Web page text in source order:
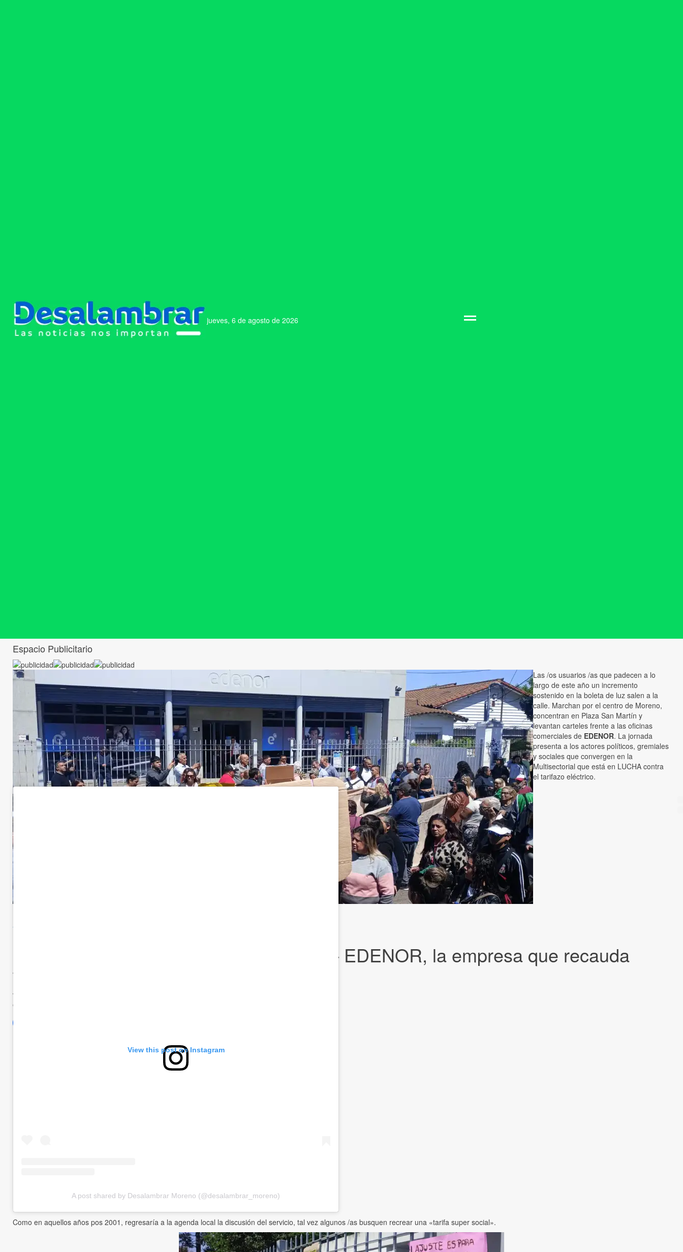
jueves, 6 de agosto de 2026
Espacio Publicitario
Vida Cotidiana
Una multitud contra el tarifazo de Milei – EDENOR, la empresa que recauda
tasas municipales
viernes, 4 de octubre de 2024
Comparte esto:
Las /os usuarios /as que padecen a lo
largo de este año un incremento
sostenido en la boleta de luz salen a la
calle. Marchan por el centro de Moreno,
concentran en Plaza San Martín y
levantan carteles frente a las oficinas
comerciales de EDENOR. La jornada
presenta a los actores políticos, gremiales
y sociales que convergen en la
Multisectorial que está en LUCHA contra
el tarifazo eléctrico.
View this post on Instagram
A post shared by Desalambrar Moreno (@desalambrar_moreno)
Como en aquellos años pos 2001, regresaría a la agenda local la discusión del servicio, tal vez algunos /as busquen recrear una «tarifa super social».